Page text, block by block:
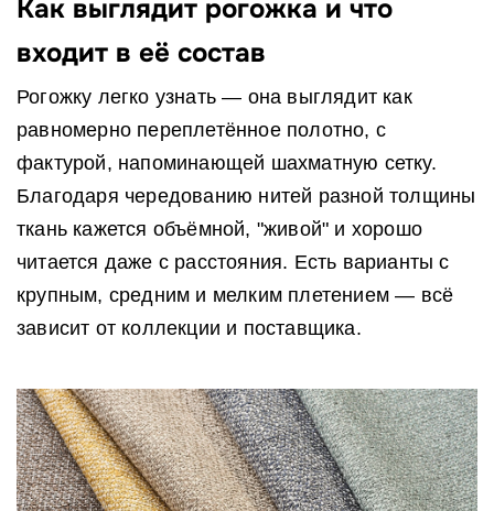
Как выглядит рогожка и что
входит в её состав
Рогожку легко узнать — она выглядит как
равномерно переплетённое полотно, с
фактурой, напоминающей шахматную сетку.
Благодаря чередованию нитей разной толщины
ткань кажется объёмной, "живой" и хорошо
читается даже с расстояния. Есть варианты с
крупным, средним и мелким плетением — всё
зависит от коллекции и поставщика.